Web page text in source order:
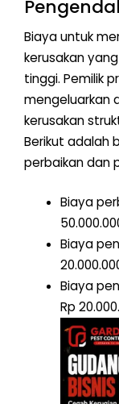
Biaya untuk
kerusakan
tinggi. Pemilik
mengeluarkan
kerusakan
Berikut adalah
perbaikan dan
Biaya
Biaya
Biaya
Rp